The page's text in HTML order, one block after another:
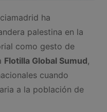
ha
palestina en la
como gesto de
Flotilla Global Sumud,
cuando
a la población de